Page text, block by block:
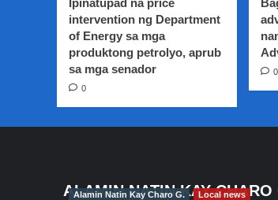
Northern
Mindanao,
tatanggap
ng
dagdag
Ipinatupad na price
intervention ng Department
of Energy sa mga
produktong petrolyo, aprub
sa mga senador
0
0
ALAMIN NATIN KAY CHARO
Alamin Natin Kay Charo G. Local news